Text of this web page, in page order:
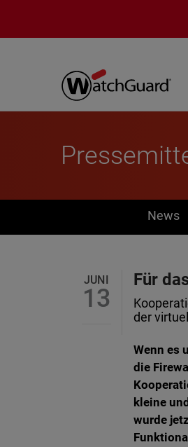
News
News
JUNI
13
Für
der
Wenn es
die
kleine
wurde